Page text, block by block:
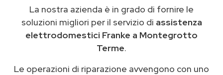
La nostra azienda è in grado di fornire le
soluzioni migliori per il servizio di assistenza
elettrodomestici Franke a Montegrotto
Terme.
Le operazioni di riparazione avvengono con uno